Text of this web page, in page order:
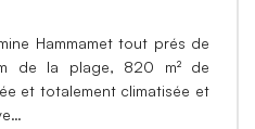
Hammamet tout prés de
de la plage, 820 m² de
et totalement climatisée et